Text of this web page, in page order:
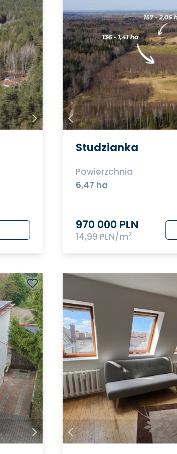
Studzianka
Powierzchnia
6,47 ha
970 000 PLN
14,99 PLN/m2